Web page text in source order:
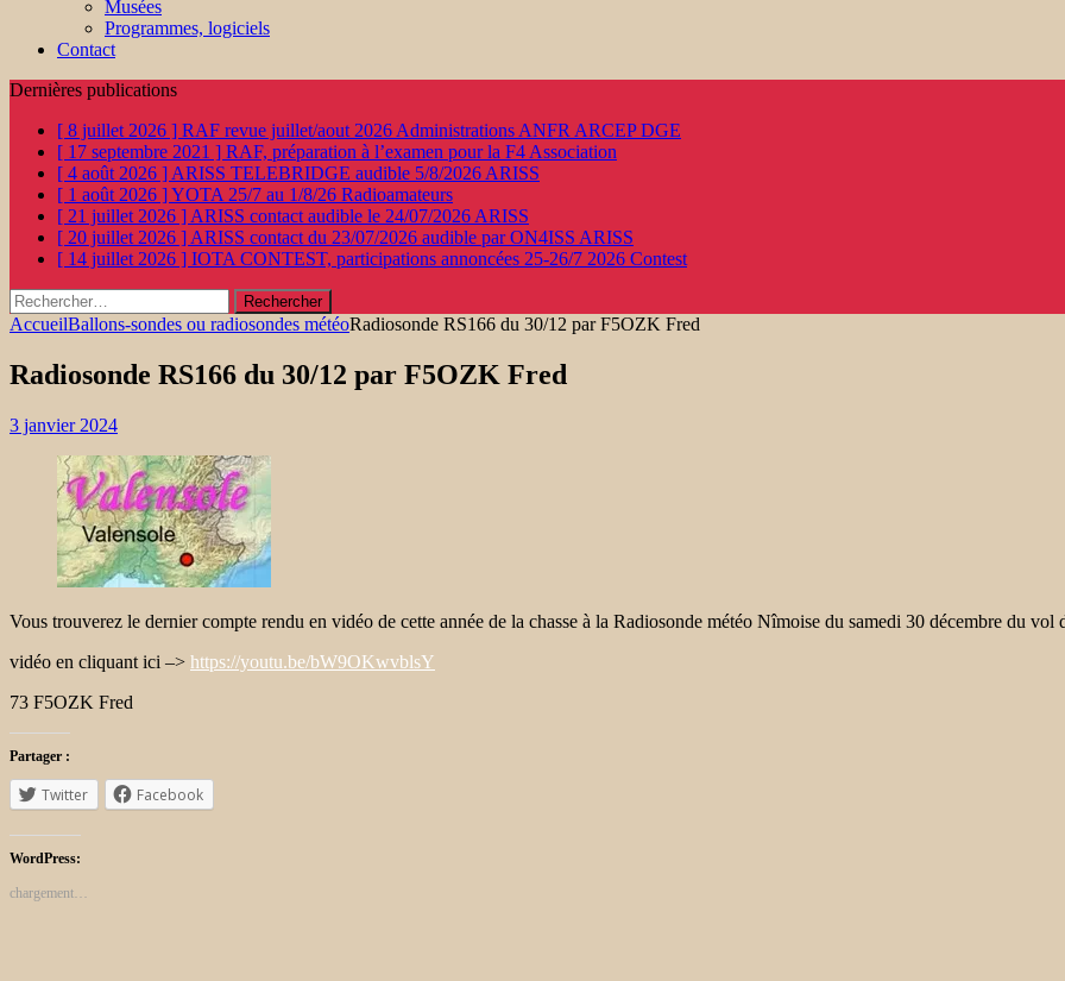
Musées
Programmes, logiciels
Contact
Dernières publications
[ 8 juillet 2026 ] RAF revue juillet/aout 2026 Administrations ANFR ARCEP DGE
[ 17 septembre 2021 ] RAF, préparation à l’examen pour la F4 Association
[ 4 août 2026 ] ARISS TELEBRIDGE audible 5/8/2026 ARISS
[ 1 août 2026 ]YOTA 25/7 au 1/8/26 Radioamateurs
[ 21 juillet 2026 ] ARISS contact audible le 24/07/2026 ARISS
[ 20 juillet 2026 ] ARISS contact du 23/07/2026 audible par ON4ISS ARISS
[ 14 juillet 2026 ] IOTA CONTEST, participations annoncées 25-26/7 2026 Contest
Rechercher :
AccueilBallons-sondes ou radiosondes météoRadiosonde RS166 du 30/12 par F5OZK Fred
Radiosonde RS166 du 30/12 par F5OZK Fred
3 janvier 2024
Vous trouverez le dernier compte rendu en vidéo de cette année de la chasse à la Radiosonde météo Nîmoise du samedi 30 décembre du vol
vidéo en cliquant ici –> https://youtu.be/bW9OKwvblsY
73 F5OZK Fred
Partager :
Twitter Facebook
WordPress:
chargement…